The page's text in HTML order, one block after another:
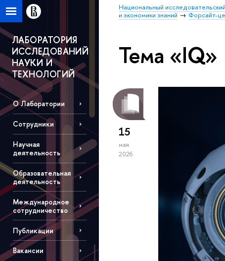
Национальный
и экономики знаний
Форсайт-
ЛАБОРАТОРИЯ
ИССЛЕДОВАНИЙ
НАУКИ И
ТЕХНОЛОГИЙ
О Лаборатории
Сотрудники
Научная
деятельность
Образовательная
деятельность
Международное
сотрудничество
Публикации
Вакансии
Тема «IQ»
15
мая
2026